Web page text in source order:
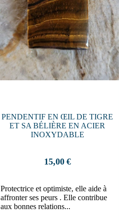
PENDENTIF EN ŒIL DE TIGRE
ET SA BÉLIÈRE EN ACIER
INOXYDABLE
15,00€
Protectrice et optimiste, elle aide à
affronter ses peurs . Elle contribue
aux bonnes relations...